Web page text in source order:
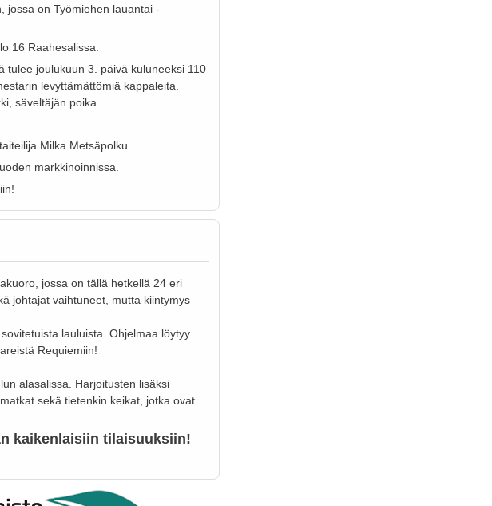
jossa on Työmiehen lauantai -
16 Raahesalissa.
tulee joulukuun 3. päivä kuluneeksi 110
levyttämättömiä kappaleita.
säveltäjän poika.
Milka Metsäpolku.
markkinoinnissa.
jossa on tällä hetkellä 24 eri
johtajat vaihtuneet, mutta kiintymys
lauluista. Ohjelmaa löytyy
Requiemiin!
alasalissa. Harjoitusten lisäksi
sekä tietenkin keikat, jotka ovat
kaikenlaisiin tilaisuuksiin!